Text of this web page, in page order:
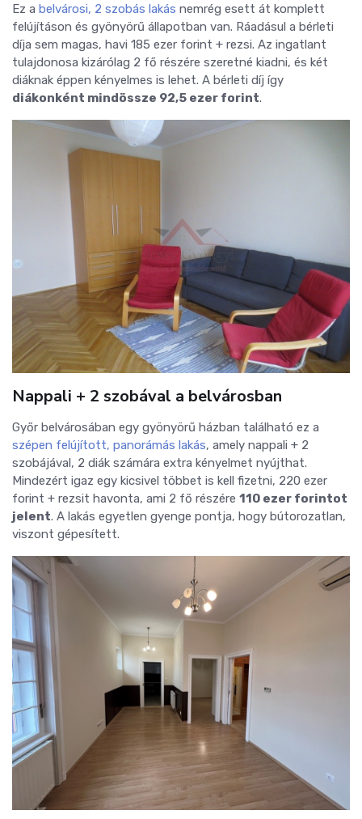
Ez a belvárosi, 2 szobás lakás nemrég esett át komplett
felújításon és gyönyörű állapotban van. Ráadásul a bérleti
díja sem magas, havi 185 ezer forint + rezsi. Az ingatlant
tulajdonosa kizárólag 2 fő részére szeretné kiadni, és két
diáknak éppen kényelmes is lehet. A bérleti díj így
diákonként mindössze 92,5 ezer forint.
Nappali + 2 szobával a belvárosban
Győr belvárosában egy gyönyörű házban található ez a
szépen felújított, panorámás lakás, amely nappali + 2
szobájával, 2 diák számára extra kényelmet nyújthat.
Mindezért igaz egy kicsivel többet is kell fizetni, 220 ezer
forint + rezsit havonta, ami 2 fő részére 110 ezer forintot
jelent. A lakás egyetlen gyenge pontja, hogy bútorozatlan,
viszont gépesített.